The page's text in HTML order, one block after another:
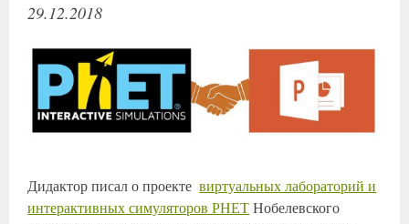
29.12.2018
Дидактор писал о проектевиртуальных лабораторий и
интерактивных симуляторов PHET Нобелевского